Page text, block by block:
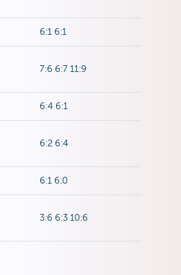
6:1 6:1
7:6 6:7 11:9
6:4 6:1
6:2 6:4
6:1 6:0
3:6 6:3 10:6